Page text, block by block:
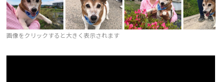
画像をクリックすると大きく表示されます